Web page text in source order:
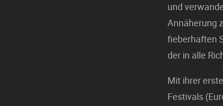
und
Annäherung
fieberhaften
der in alle
Mit ihrer
Festivals